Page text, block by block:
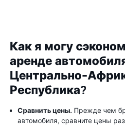
Как я могу
аренде
Центрально-
Республика?
Сравнить цены. Прежде чем
автомобиля, сравните цены